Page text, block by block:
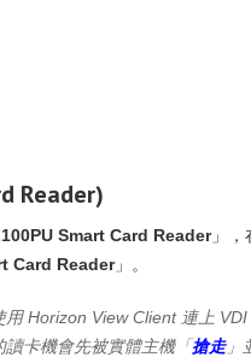
Reader)
Smart Card Reader」，
Card Reader」。
用 Horizon View Client 連上 VDI
卡機會先被實體主機「搶走」